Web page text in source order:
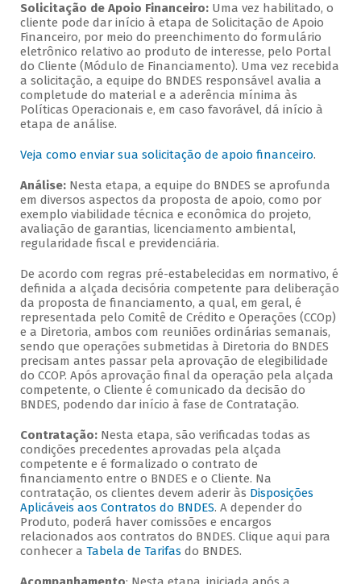
Solicitação de Apoio Financeiro: Uma vez habilitado, o
cliente pode dar início à etapa de Solicitação de Apoio
Financeiro, por meio do preenchimento do formulário
eletrônico relativo ao produto de interesse, pelo Portal
do Cliente (Módulo de Financiamento). Uma vez recebida
a solicitação, a equipe do BNDES responsável avalia a
completude do material e a aderência mínima às
Políticas Operacionais e, em caso favorável, dá início à
etapa de análise.
Veja como enviar sua solicitação de apoio financeiro.
Análise:Nesta etapa, a equipe do BNDES se aprofunda
em diversos aspectos da proposta de apoio, como por
exemplo viabilidade técnica e econômica do projeto,
avaliação de garantias, licenciamento ambiental,
regularidade fiscal e previdenciária.
De acordo com regras pré-estabelecidas em normativo, é
definida a alçada decisória competente para deliberação
da proposta de financiamento, a qual, em geral, é
representada pelo Comitê de Crédito e Operações (CCOp)
e a Diretoria, ambos com reuniões ordinárias semanais,
sendo que operações submetidas à Diretoria do BNDES
precisam antes passar pela aprovação de elegibilidade
do CCOP. Após aprovação final da operação pela alçada
competente, o Cliente é comunicado da decisão do
BNDES, podendo dar início à fase de Contratação.
Contratação: Nesta etapa, são verificadas todas as
condições precedentes aprovadas pela alçada
competente e é formalizado o contrato de
financiamento entre o BNDES e o Cliente. Na
contratação, os clientes devem aderir às Disposições
Aplicáveis aos Contratos do BNDES. A depender do
Produto, poderá haver comissões e encargos
relacionados aos contratos do BNDES. Clique aqui para
conhecer a Tabela de Tarifas do BNDES.